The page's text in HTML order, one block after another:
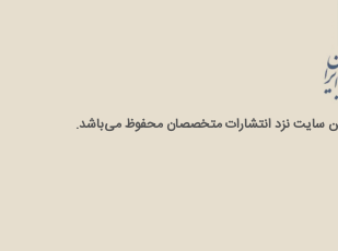
سایت نزد انتشارات متخصصان محفوظ می‌باشد.